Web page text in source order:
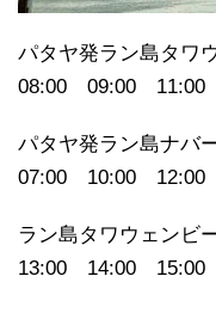
パタヤ発ラン島タワ
08:00 09:00 11:00
パタヤ発ラン島ナバ
07:00 10:00
ラン島タワウェンビ
13:00 14:00